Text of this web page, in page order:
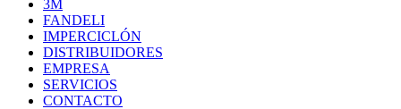
3M
FANDELI
IMPERCICLÓN
DISTRIBUIDORES
EMPRESA
SERVICIOS
CONTACTO